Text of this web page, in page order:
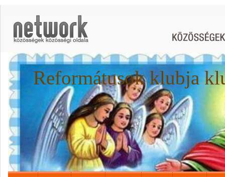
Reformátusok klubja